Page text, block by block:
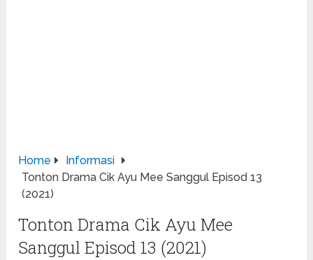
Home
Informasi
Tonton Drama Cik Ayu Mee Sanggul Episod 13
(2021)
Tonton Drama Cik Ayu Mee
Sanggul Episod 13 (2021)